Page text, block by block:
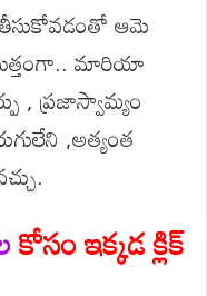
తీసుకోవడంతో ఆమె
మారియా
ప్రజాస్వామ్యం
,అత్యంత
కోసం ఇక్కడ క్లిక్